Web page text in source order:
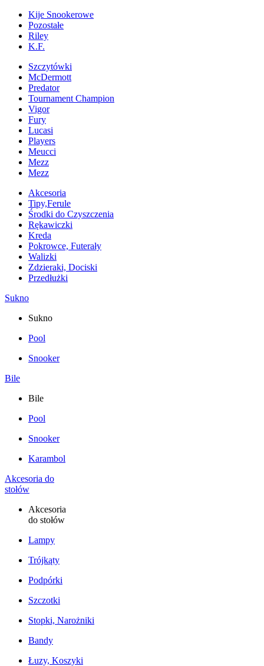
Kije Snookerowe
Pozostałe
Riley
K.F.
Szczytówki
McDermott
Predator
Tournament Champion
Vigor
Fury
Lucasi
Players
Meucci
Mezz
Mezz
Akcesoria
Tipy,Ferule
Środki do Czyszczenia
Rękawiczki
Kreda
Pokrowce, Futerały
Walizki
Zdzieraki, Dociski
Przedłużki
Sukno
Sukno
Pool
Snooker
Bile
Bile
Pool
Snooker
Karambol
Akcesoria do
stołów
Akcesoria
do stołów
Lampy
Trójkąty
Podpórki
Szczotki
Stopki, Narożniki
Bandy
Łuzy, Koszyki